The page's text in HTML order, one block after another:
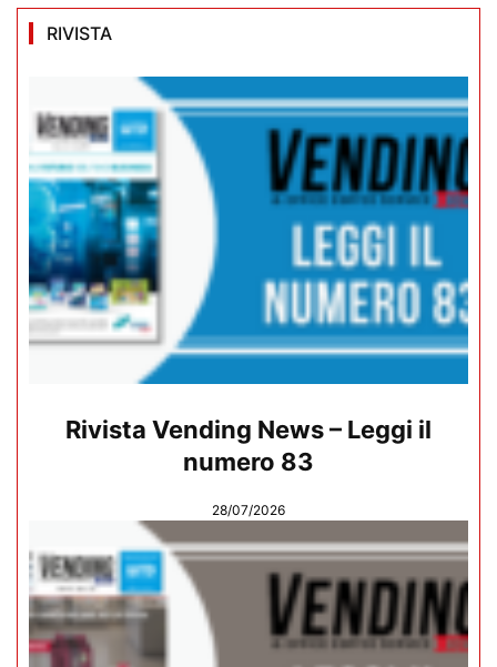
RIVISTA
Rivista Vending News – Leggi il
numero 83
28/07/2026